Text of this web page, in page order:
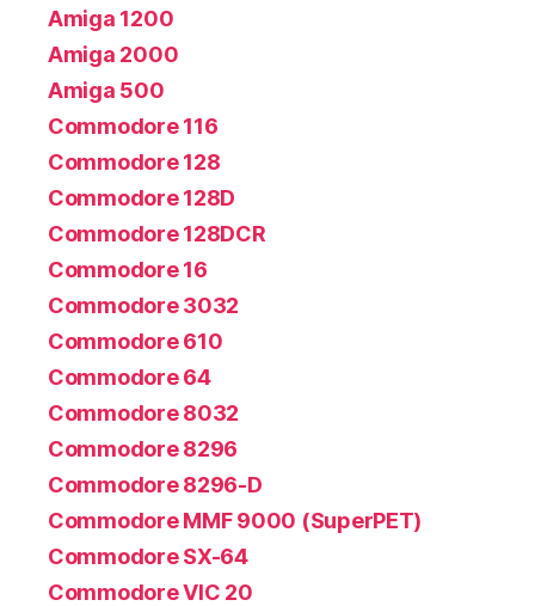
Amiga 1200
Amiga 2000
Amiga 500
Commodore 116
Commodore 128
Commodore 128D
Commodore 128DCR
Commodore 16
Commodore 3032
Commodore 610
Commodore 64
Commodore 8032
Commodore 8296
Commodore 8296-D
Commodore MMF 9000 (SuperPET)
Commodore SX-64
Commodore VIC 20